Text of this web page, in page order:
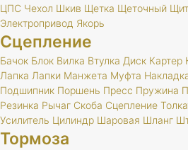
ЦПС Чехол Шкив Щетка Щеточный
Электропривод Якорь
Сцепление
Бачок Блок Вилка Втулка Диск Картер
Лапка Лапки Манжета Муфта
Подшипник Поршень Пресс Пружина
Резинка Рычаг Скоба Сцепление
Усилитель Цилиндр Шаровая Шланг
Тормоза